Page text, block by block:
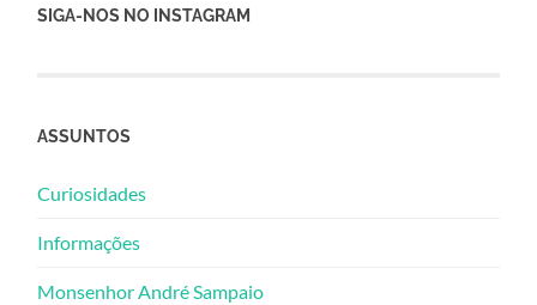
SIGA-NOS NO INSTAGRAM
ASSUNTOS
Curiosidades
Informações
Monsenhor André Sampaio